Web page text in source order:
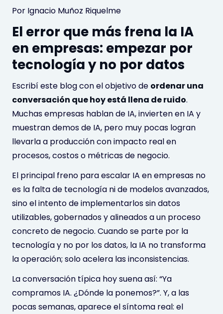
Por Ignacio Muñoz Riquelme
El error que más frena la IA
en empresas: empezar por
tecnología y no por datos
Escribí este blog con el objetivo de ordenar una
conversación que hoy está llena de ruido.
Muchas empresas hablan de IA, invierten en IA y
muestran demos de IA, pero muy pocas logran
llevarla a producción con impacto real en
procesos, costos o métricas de negocio.
El principal freno para escalar IA en empresas no
es la falta de tecnología ni de modelos avanzados,
sino el intento de implementarlos sin datos
utilizables, gobernados y alineados a un proceso
concreto de negocio. Cuando se parte por la
tecnología y no por los datos, la IA no transforma
la operación; solo acelera las inconsistencias.
La conversación típica hoy suena así: “Ya
compramos IA. ¿Dónde la ponemos?”. Y, a las
pocas semanas, aparece el síntoma real: el